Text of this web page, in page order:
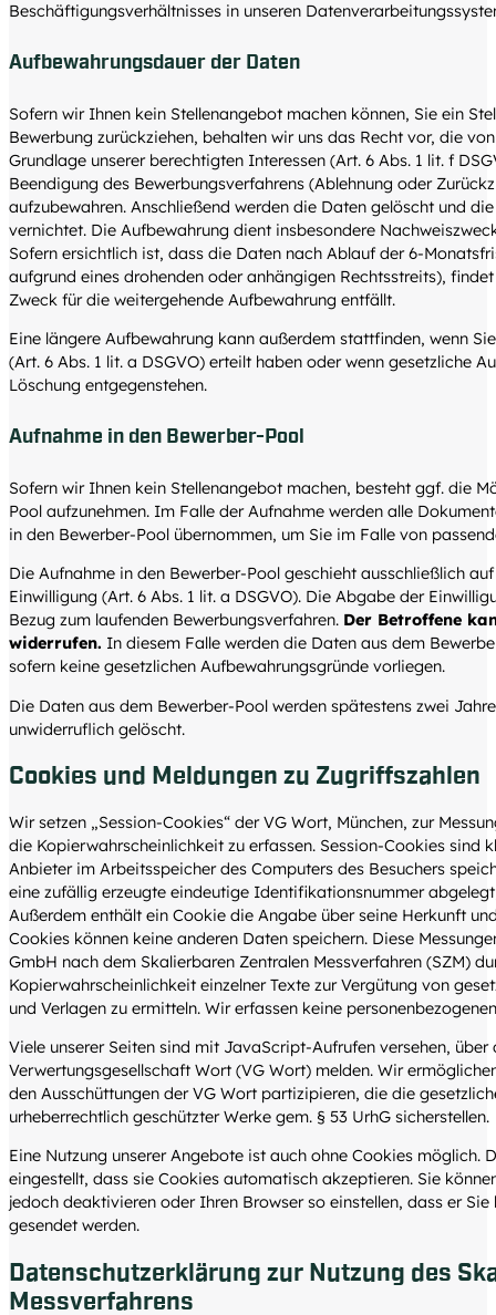
Beschäftigungsverhältnisses in unseren
Aufbewahrungsdauer der Daten
Sofern wir Ihnen kein Stellenangebot machen können, Sie ein
Bewerbung zurückziehen, behalten wir uns das Recht vor, die
Grundlage unserer berechtigten Interessen (Art. 6 Abs. 1 lit. f
Beendigung des Bewerbungsverfahrens (Ablehnung oder
aufzubewahren. Anschließend werden die Daten gelöscht und
vernichtet. Die Aufbewahrung dient insbesondere
Sofern ersichtlich ist, dass die Daten nach Ablauf der 6-
aufgrund eines drohenden oder anhängigen Rechtsstreits),
Zweck für die weitergehende Aufbewahrung entfällt.
Eine längere Aufbewahrung kann außerdem stattfinden, wenn
(Art. 6 Abs. 1 lit. a DSGVO) erteilt haben oder wenn gesetzliche
Löschung entgegenstehen.
Aufnahme in den Bewerber-Pool
Sofern wir Ihnen kein Stellenangebot machen, besteht ggf. die
Pool aufzunehmen. Im Falle der Aufnahme werden alle
in den Bewerber-Pool übernommen, um Sie im Falle von
Die Aufnahme in den Bewerber-Pool geschieht ausschließlich
Einwilligung (Art. 6 Abs. 1 lit. a DSGVO). Die Abgabe der
Bezug zum laufenden Bewerbungsverfahren. Der Betroffene
widerrufen. In diesem Falle werden die Daten aus dem
sofern keine gesetzlichen Aufbewahrungsgründe vorliegen.
Die Daten aus dem Bewerber-Pool werden spätestens zwei
unwiderruflich gelöscht.
Cookies und Meldungen zu Zugriffszahlen
Wir setzen „Session-Cookies“ der VG Wort, München, zur
die Kopierwahrscheinlichkeit zu erfassen. Session-Cookies sind
Anbieter im Arbeitsspeicher des Computers des Besuchers
eine zufällig erzeugte eindeutige Identifikationsnummer
Außerdem enthält ein Cookie die Angabe über seine Herkunft
Cookies können keine anderen Daten speichern. Diese
GmbH nach dem Skalierbaren Zentralen Messverfahren (SZM)
Kopierwahrscheinlichkeit einzelner Texte zur Vergütung von
und Verlagen zu ermitteln. Wir erfassen keine
Viele unserer Seiten sind mit JavaScript-Aufrufen versehen,
Verwertungsgesellschaft Wort (VG Wort) melden. Wir
den Ausschüttungen der VG Wort partizipieren, die die
urheberrechtlich geschützter Werke gem. § 53 UrhG sicherstellen.
Eine Nutzung unserer Angebote ist auch ohne Cookies möglich.
eingestellt, dass sie Cookies automatisch akzeptieren. Sie
jedoch deaktivieren oder Ihren Browser so einstellen, dass er
gesendet werden.
Datenschutzerklärung zur Nutzung des
Messverfahrens